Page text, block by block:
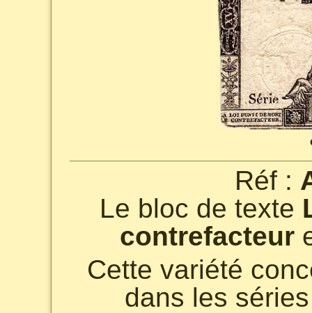
Réf :
Le bloc de texte
contrefacteur
Cette variété
dans les